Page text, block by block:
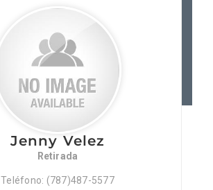
Junta Local Desarrollo
Adiestramientos
Eventos
Jenny Velez
Retirada
Teléfono: (787)487-5577